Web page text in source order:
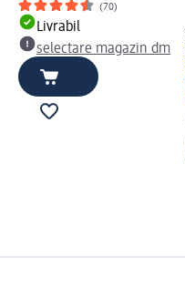
(70)
Livrabil
selectare magazin dm